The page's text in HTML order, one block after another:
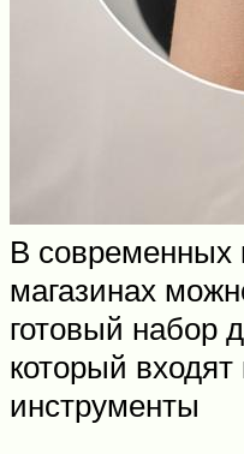
В современных
магазинах
готовый набор
который
инструменты